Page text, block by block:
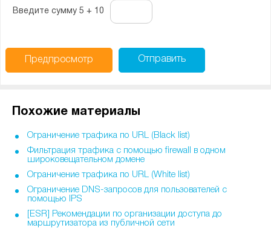
Введите сумму 5 + 10
Предпросмотр Отправить
Похожие материалы
Ограничение трафика по URL (Black list)
Фильтрация трафика с помощью firewall в одном
широковещательном домене
Ограничение трафика по URL (White list)
Ограничение DNS-запросов для пользователей с
помощью IPS
[ESR] Рекомендации по организации доступа до
маршрутизатора из публичной сети